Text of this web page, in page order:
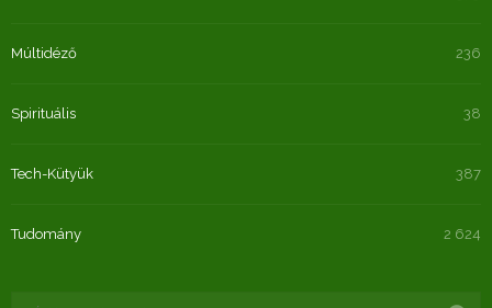
Múltidéző 236
Spirituális 38
Tech-Kütyük 387
Tudomány 2 624